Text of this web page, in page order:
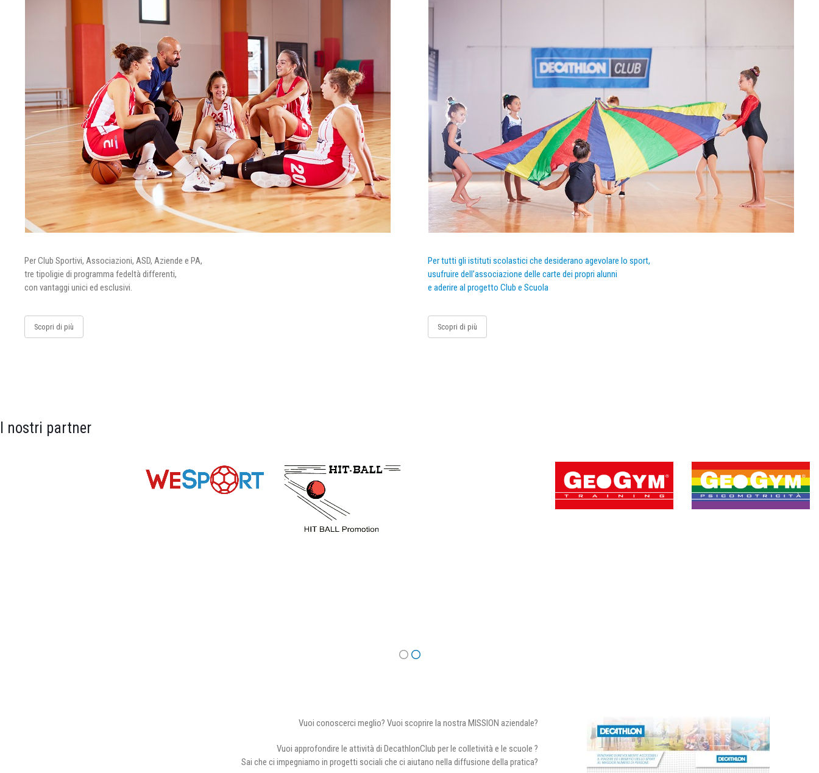
Per Club Sportivi, Associazioni, ASD, Aziende e PA,
tre tipoligie di programma fedeltà differenti,
con vantaggi unici ed esclusivi.
Scopri di più
Per tutti gli istituti scolastici che desiderano agevolare lo sport,
usufruire dell’associazione delle carte dei propri alunni
e aderire al progetto Club e Scuola
Scopri di più
I nostri partner
Vuoi conoscerci meglio? Vuoi scoprire la nostra MISSION aziendale?
Vuoi approfondire le attività di DecathlonClub per le colletività e le scuole ?
Sai che ci impegniamo in progetti sociali che ci aiutano nella diffusione della pratica?